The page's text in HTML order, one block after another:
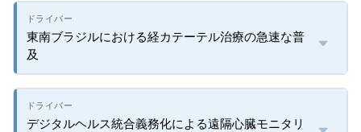
東南ブラジルにおける経カテーテル治療の急速な普
及
デジタルヘルス統合義務化による遠隔心臓モニタリ